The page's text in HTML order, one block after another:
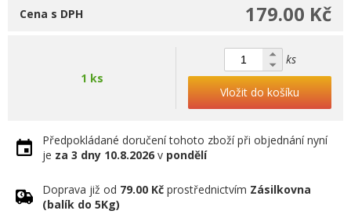
179.00 Kč
Cena s DPH
1 ks
ks
Vložit do košíku
Předpokládané doručení tohoto zboží při objednání nyní
je za 3 dny 10.8.2026 v pondělí
Doprava již od 79.00 Kč prostřednictvím Zásilkovna
(balík do 5Kg)